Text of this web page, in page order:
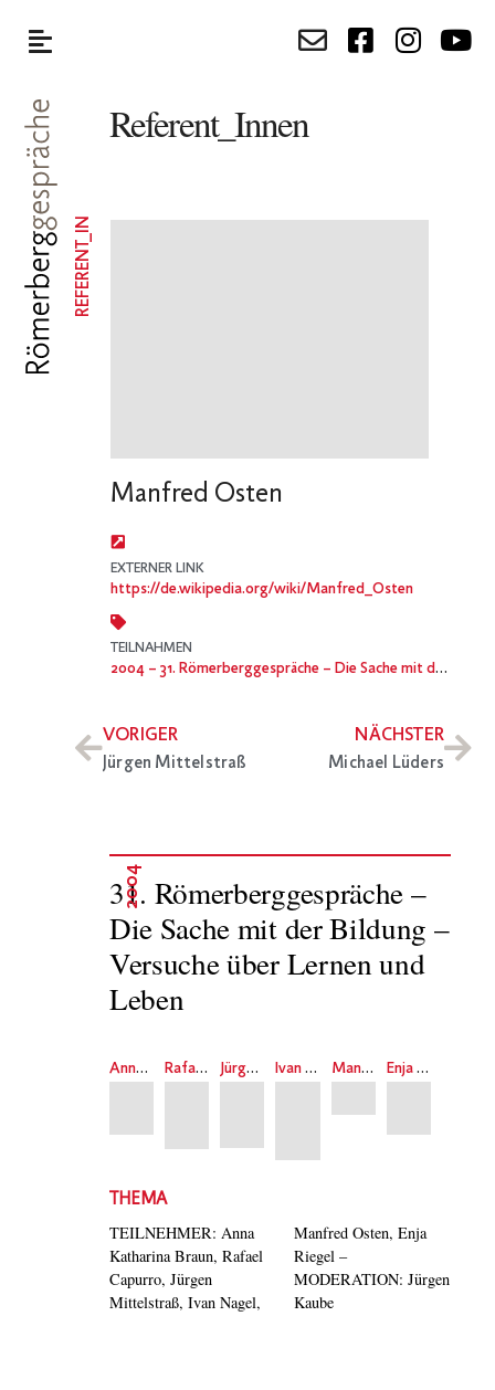
Referent_Innen
REFERENT_IN
Manfred Osten
EXTERNER LINK
https://de.wikipedia.org/wiki/Manfred_Osten
TEILNAHMEN
2004 – 31. Römerberggespräche – Die Sache mit der Bildung – Versuche über Lernen und Leben
VORIGER
Jürgen Mittelstraß
NÄCHSTER
Michael Lüders
2004
31. Römerberggespräche –
Die Sache mit der Bildung –
Versuche über Lernen und
Leben
Anna Katharina Braun Rafael Capurro Jürgen Mittelstraß Ivan Nagel Manfred Osten Enja Riegel
THEMA
TEILNEHMER: Anna
Katharina Braun, Rafael
Capurro, Jürgen
Mittelstraß, Ivan Nagel,
Manfred Osten, Enja
Riegel –
MODERATION: Jürgen
Kaube